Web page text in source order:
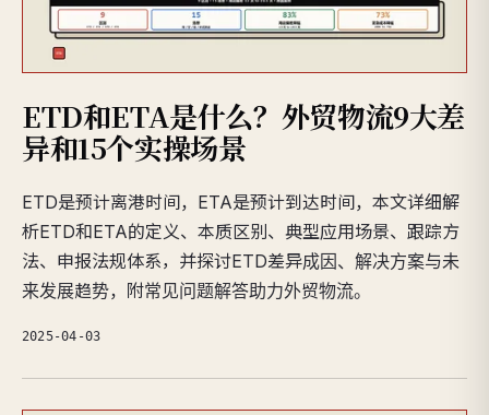
ETD和ETA是什么？外贸物流9大差
异和15个实操场景
ETD是预计离港时间，ETA是预计到达时间，本文详细解
析ETD和ETA的定义、本质区别、典型应用场景、跟踪方
法、申报法规体系，并探讨ETD差异成因、解决方案与未
来发展趋势，附常见问题解答助力外贸物流。
2025-04-03